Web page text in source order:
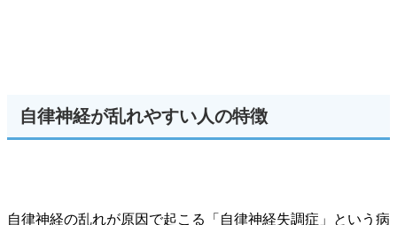
自律神経が乱れやすい人の特徴
自律神経の乱れが原因で起こる「自律神経失調症」という病